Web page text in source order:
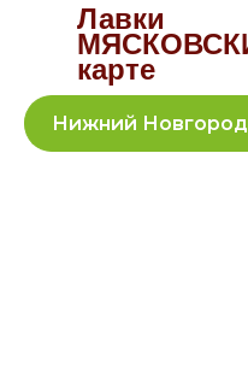
Лавки
карте
Нижний Новгород